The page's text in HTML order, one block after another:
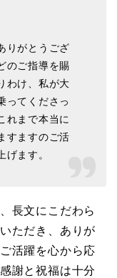
りがとうござ
のご指導を賜
わけ、私が大
ってくださっ
れまで本当に
すますのご活
ます。
長文にこだわら
ただき、ありが
活躍を心から応
謝と祝福は十分